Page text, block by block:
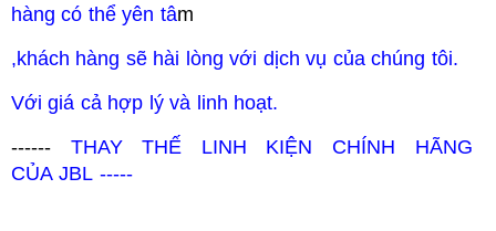
hàng có thể yên tâm
,khách hàng sẽ hài lòng với dịch vụ của chúng tôi.
Với giá cả hợp lý và linh hoạt.
------ THAY THẾ LINH KIỆN CHÍNH HÃNG
CỦAJBL -----